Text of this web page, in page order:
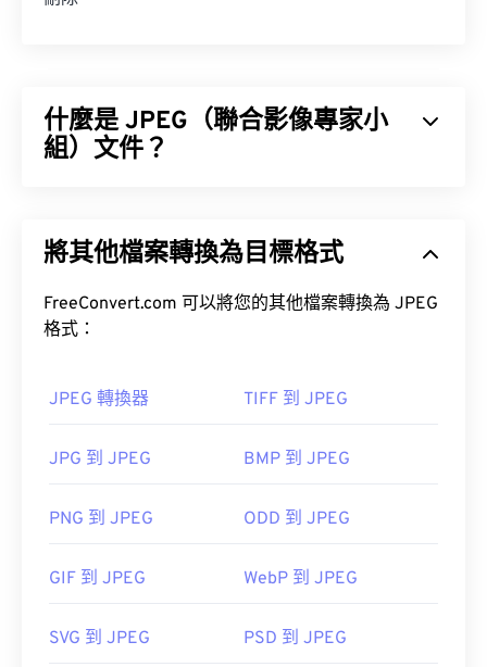
什麼是 JPEG（聯合影像專家小
組）文件？
壓縮率是其被廣泛應用的原因。因此，JPEG 檔案體
用。
WebP，WebP 是一種更新、更易壓縮的檔案格式。
如何開啟 JPEG 檔案檔案？
JPEG 檔案。只需雙擊 JPEG 文件，通常即可在預設
將其他檔案轉換為目標格式
FreeConvert.com 可以將您的其他檔案轉換為 JPEG
格式：
JPEG 轉換器 TIFF 到 JPEG
JPG 到 JPEG BMP 到 JPEG
PNG 到 JPEG ODD 到 JPEG
GIF 到 JPEG WebP 到 JPEG
SVG 到 JPEG PSD 到 JPEG